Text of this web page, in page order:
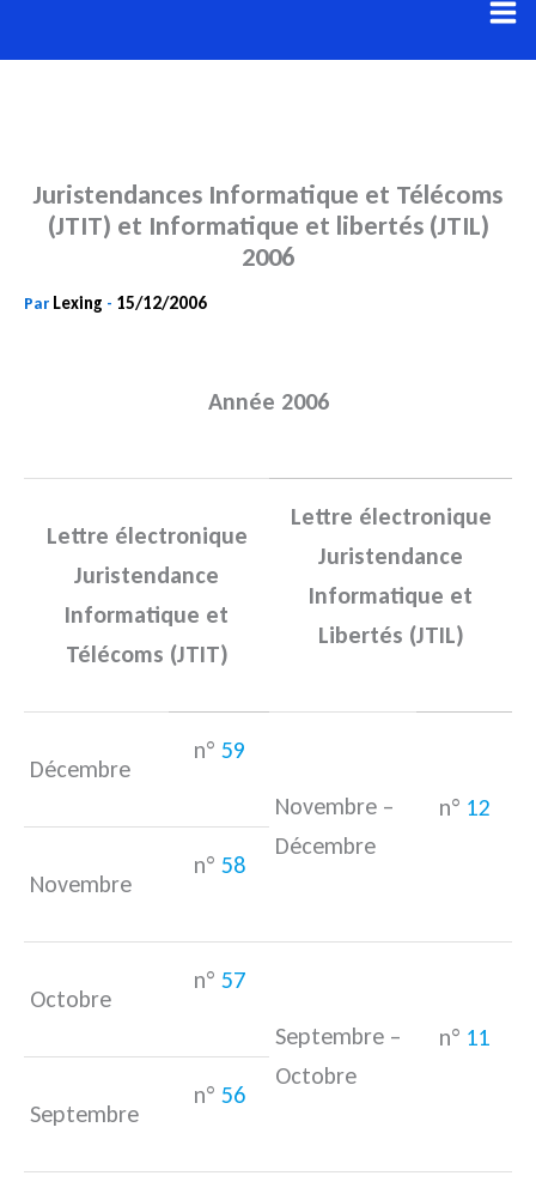
au
Juristendances Informatique et Télécoms
(JTIT) et Informatique et libertés (JTIL)
2006
Par Lexing - 15/12/2006
Année 2006
Lettre électronique
Juristendance
Informatique et
Télécoms (JTIT)
Lettre électronique
Juristendance
Informatique et
Libertés (JTIL)
Décembre
n° 59
Novembre –
Décembre
n° 12
Novembre
n° 58
Octobre
n° 57
Septembre –
Octobre
n° 11
Septembre
n° 56